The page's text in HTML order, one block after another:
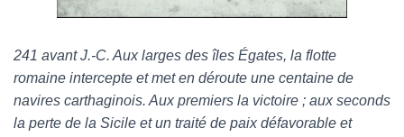
241 avant J.-C. Aux larges des îles Égates, la flotte
romaine intercepte et met en déroute une centaine de
navires carthaginois. Aux premiers la victoire ; aux seconds
la perte de la Sicile et un traité de paix défavorable et